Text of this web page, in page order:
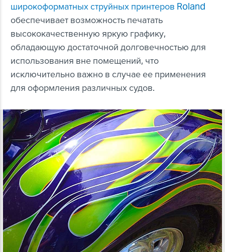
широкоформатных струйных принтеров Roland
обеспечивает возможность печатать
высококачественную яркую графику,
обладающую достаточной долговечностью для
использования вне помещений, что
исключительно важно в случае ее применения
для оформления различных судов.